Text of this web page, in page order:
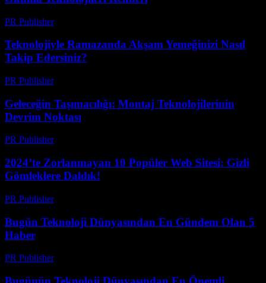
PR Publisher-
Teknolojiyle Ramazanda Akşam Yemeğinizi Nasıl
Takip Edersiniz?
PR Publisher-
Geleceğin Taşımacılığı: Montaj Teknolojilerinin
Devrim Noktası
PR Publisher-
2024’te Zorlanmayan 10 Popüler Web Sitesi: Gizli
Gömleklere Daldık!
PR Publisher-
Bugün Teknoloji Dünyasından En Gündem Olan 5
Haber
PR Publisher-